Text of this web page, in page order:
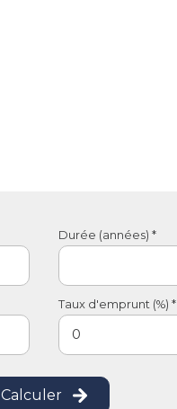
Durée (années) *
Taux d'emprunt (%) *
Calculer